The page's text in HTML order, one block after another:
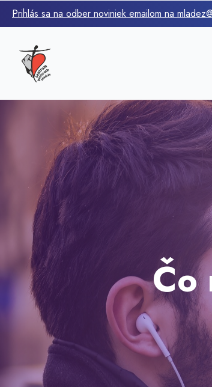
Prihlás sa na odber noviniek emailom na
Čo